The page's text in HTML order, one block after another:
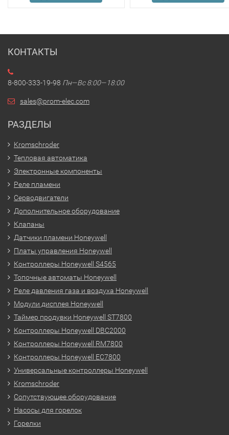
КОНТАКТЫ
8-800-333-19-98 Пн—Вс 8:00—18:00
sales@prom-elec.com
РАЗДЕЛЫ
Kromschroder
Тепловая автоматика
Электронные компоненты
Реле пламени
Серводвигатели
Дополнительное оборудование
Клапаны
Датчики пламени Honeywell
Платы управления Honeywell
Контроллеры Honeywell S4565
Топочные автоматы Honeywell
Реле давления газа и воздуха Honeywell
Модули дисплея Honeywell
Таймер продувки Honeywell ST7800
Контроллеры Honeywell DBC2000
Контроллеры Honeywell RM7800
Контроллеры Honeywell EC7800
Универсальные контроллеры Honeywell
Kromschroder
Сопутствующее оборудование
Насосы для горелок
Горелки